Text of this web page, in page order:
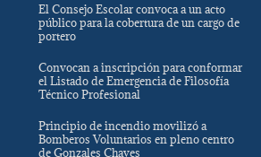
El Consejo Escolar convoca a un acto
público para la cobertura de un cargo de
portero
Convocan a inscripción para conformar
el Listado de Emergencia de Filosofía
Técnico Profesional
Principio de incendio movilizó a
Bomberos Voluntarios en pleno centro
de Gonzales Chaves